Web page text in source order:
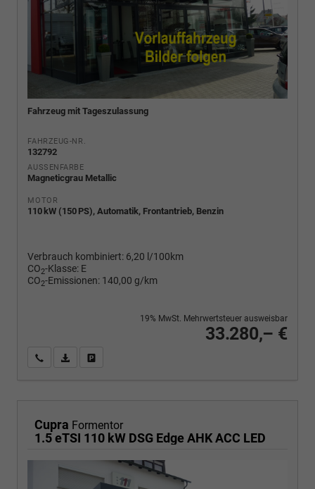
Fahrzeug mit Tageszulassung
FAHRZEUG-NR.
132792
AUSSENFARBE
Magneticgrau Metallic
MOTOR
110 kW (150 PS), Automatik, Frontantrieb, Benzin
Verbrauch kombiniert: 6,20 l/100km
CO2-Klasse: E
CO2-Emissionen: 140,00 g/km
33.280,– €
19% MwSt. Mehrwertsteuer ausweisbar
Wir rufen Sie anPDF-Fahrzeugexposé drucken
Cupra Formentor
1.5 eTSI 110 kW DSG Edge AHK ACC LED